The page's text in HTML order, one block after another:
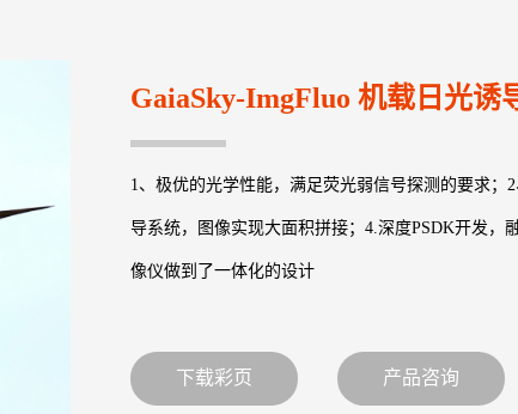
GaiaSky-ImgFluo 机载日光诱
1、极优的光学性能，满足荧光弱信号探测的要求
导系统，图像实现大面积拼接；4.深度PSDK开发，
像仪做到了一体化的设计
下载彩页 产品咨询